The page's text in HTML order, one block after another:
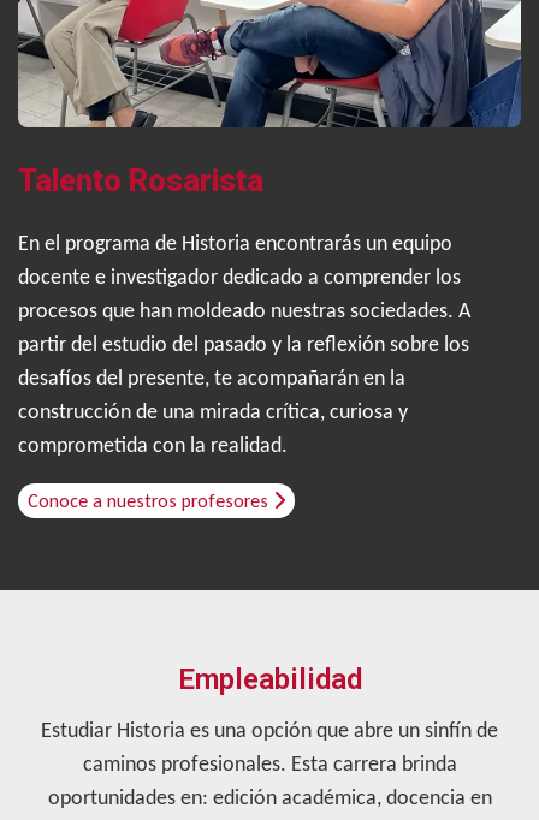
Talento Rosarista
En el programa de Historia encontrarás un equipo
docente e investigador dedicado a comprender los
procesos que han moldeado nuestras sociedades. A
partir del estudio del pasado y la reflexión sobre los
desafíos del presente, te acompañarán en la
construcción de una mirada crítica, curiosa y
comprometida con la realidad.
Conoce a nuestros profesores
Empleabilidad
Estudiar Historia es una opción que abre un sinfín de
caminos profesionales. Esta carrera brinda
oportunidades en: edición académica, docencia en